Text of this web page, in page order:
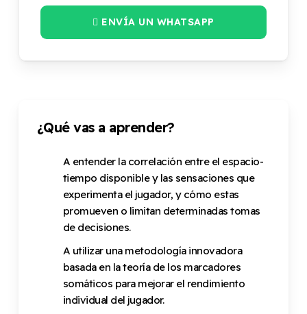
¿Qué vas a aprender?
A entender la correlación entre el espacio-
tiempo disponible y las sensaciones que
experimenta el jugador, y cómo estas
promueven o limitan determinadas tomas
de decisiones.
A utilizar una metodología innovadora
basada en la teoría de los marcadores
somáticos para mejorar el rendimiento
individual del jugador.
ENVÍA UN WHATSAPP